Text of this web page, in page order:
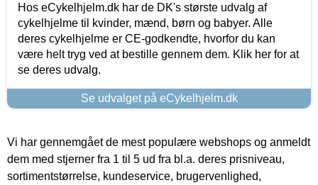
Hos eCykelhjelm.dk har de DK's største udvalg af
cykelhjelme til kvinder, mænd, børn og babyer. Alle
deres cykelhjelme er CE-godkendte, hvorfor du kan
være helt tryg ved at bestille gennem dem. Klik her for at
se deres udvalg.
Se udvalget på eCykelhjelm.dk
Vi har gennemgået de mest populære webshops og anmeldt
dem med stjerner fra 1 til 5 ud fra bl.a. deres prisniveau,
sortimentstørrelse, kundeservice, brugervenlighed,